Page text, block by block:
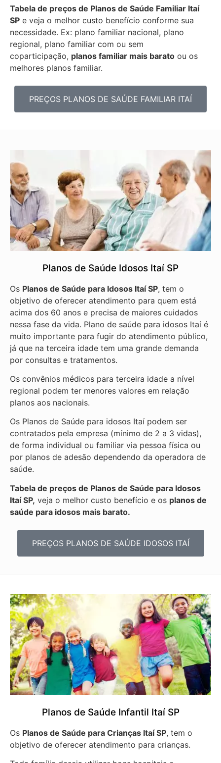
Tabela de preços de Planos de Saúde Familiar Itaí
SP e veja o melhor custo benefício conforme sua
necessidade. Ex: plano familiar nacional, plano
regional, plano familiar com ou sem
coparticipação, planos familiar mais barato ou os
melhores planos familiar.
PREÇOS PLANOS DE SAÚDE FAMILIAR ITAÍ
Planos de Saúde Idosos Itaí SP
Os Planos de Saúde para Idosos Itaí SP, tem o
objetivo de oferecer atendimento para quem está
acima dos 60 anos e precisa de maiores cuidados
nessa fase da vida. Plano de saúde para idosos Itaí é
muito importante para fugir do atendimento público,
já que na terceira idade tem uma grande demanda
por consultas e tratamentos.
Os convênios médicos para terceira idade a nível
regional podem ter menores valores em relação
planos aos nacionais.
Os Planos de Saúde para idosos Itaí podem ser
contratados pela empresa (mínimo de 2 a 3 vidas),
de forma individual ou familiar via pessoa física ou
por planos de adesão dependendo da operadora de
saúde.
Tabela de preços de Planos de Saúde para Idosos
Itaí SP, veja o melhor custo benefício e os planos de
saúde para idosos mais barato.
PREÇOS PLANOS DE SAÚDE IDOSOS ITAÍ
Planos de Saúde Infantil Itaí SP
Os Planos de Saúde para Crianças Itaí SP, tem o
objetivo de oferecer atendimento para crianças.